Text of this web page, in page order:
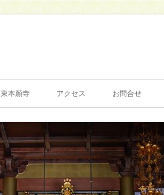
東本願寺 アクセス お問合せ